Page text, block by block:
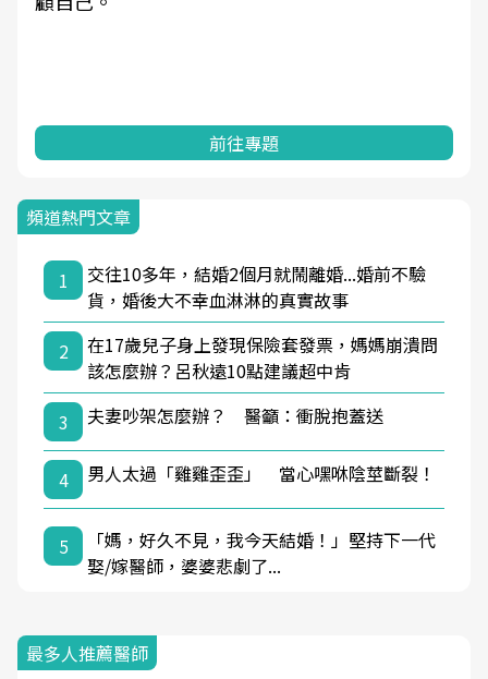
前往專題
頻道熱門文章
1
交往10多年，結婚2個月就鬧離婚...婚前不驗
貨，婚後大不幸血淋淋的真實故事
2
在17歲兒子身上發現保險套發票，媽媽崩潰問
該怎麼辦？呂秋遠10點建議超中肯
3
夫妻吵架怎麼辦？ 醫籲：衝脫抱蓋送
4 男人太過「雞雞歪歪」 當心嘿咻陰莖斷裂！
5
「媽，好久不見，我今天結婚！」堅持下一代
娶/嫁醫師，婆婆悲劇了...
最多人推薦醫師